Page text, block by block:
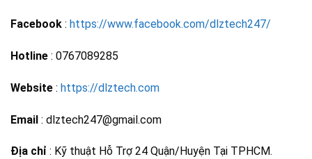
Facebook : https://www.facebook.com/dlztech247/
Hotline : 0767089285
Website : https://dlztech.com
Email : dlztech247@gmail.com
Địa chỉ : Kỹ thuật Hỗ Trợ 24 Quận/Huyện Tại TPHCM.